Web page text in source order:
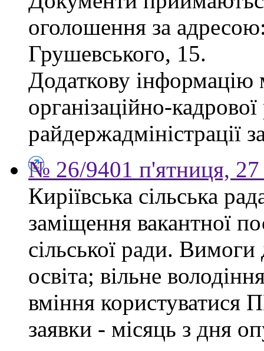
оголошення за
Грушевського, 15.
Додаткову інформацію
організаційно-
райдержадміністрації
№ 26/9401 п'ятниця, 27
Киріївська сільська
заміщення вакантної
сільської ради.
освіта; вільне
вміння користуватися
заявки - місяць з дня